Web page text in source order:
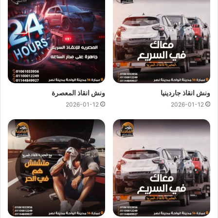
علي جميع خدمات
انقاذ السيارات
ونش انقاذ المصريةلدينا دائماونش انقاذ في غمرةلسحب و انقاذ
سيارتك ونقلك الي اقرب مركز صيانة او توكيل سيارات ، اتصل بنا
الان ولا تترددونش انقاذالمصرية هو
ارخص ونش انقاذ في غمرة
اتصل بنا علي
رقم ونش انقاذ غمرة 01144849927
01017439322
ليصلك ونش انقاذ سيارات
سريع و مجهز بأحدث المعدات واحدث وسائل الامان والراحة.
ونش انقاذ سيارات بغمرة
من اهم اسباب نجاحونش المصرية لانقاذ السياراتهى خبرتنا
الكبيرة فيانقاذ السياراتونقل السيارات فنحن نمتلك اسطول
كبير من اوناش انقاذ السيارات لكي نستطيع تقديم خدمات انقاذ
السيارات بجودة عالية و اقل سعر لكي نصبحافضل ونش انقاذ في
غمرةوارخص ونش انقاذ في غمرة و جميع المحافظات.
ونش انقاذ جاردينيا
2026-01-12
ونش انقاذ المعصرة
2026-01-12